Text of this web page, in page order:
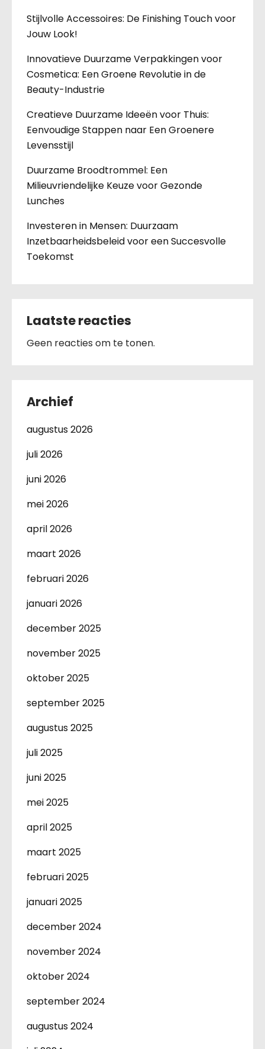
Stijlvolle Accessoires: De Finishing Touch voor
Jouw Look!
Innovatieve Duurzame Verpakkingen voor
Cosmetica: Een Groene Revolutie in de
Beauty-Industrie
Creatieve Duurzame Ideeën voor Thuis:
Eenvoudige Stappen naar Een Groenere
Levensstijl
Duurzame Broodtrommel: Een
Milieuvriendelijke Keuze voor Gezonde
Lunches
Investeren in Mensen: Duurzaam
Inzetbaarheidsbeleid voor een Succesvolle
Toekomst
Laatste reacties
Geen reacties om te tonen.
Archief
augustus 2026
juli 2026
juni 2026
mei 2026
april 2026
maart 2026
februari 2026
januari 2026
december 2025
november 2025
oktober 2025
september 2025
augustus 2025
juli 2025
juni 2025
mei 2025
april 2025
maart 2025
februari 2025
januari 2025
december 2024
november 2024
oktober 2024
september 2024
augustus 2024